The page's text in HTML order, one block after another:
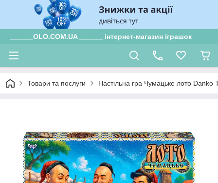
______OLO.COM.UA ______ інтернет-магазин іграшок
Товари та послуги Настільна гра Чумацьке лото Danko